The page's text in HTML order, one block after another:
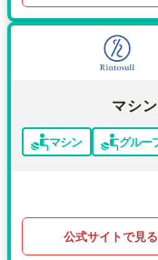
マシ
マシン グルー
公式サイトで見る